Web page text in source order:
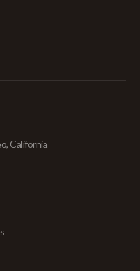
California